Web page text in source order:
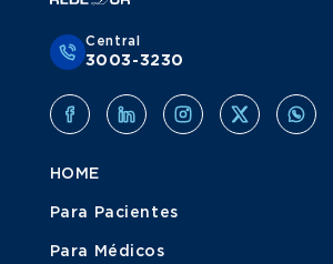
Central
3003-3230
HOME
Para Pacientes
Para Médicos